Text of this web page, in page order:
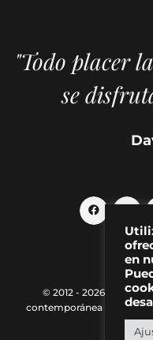
"Todo placer
se
© 2012 - 2026 MAKMA
contemporánea |
Política
en